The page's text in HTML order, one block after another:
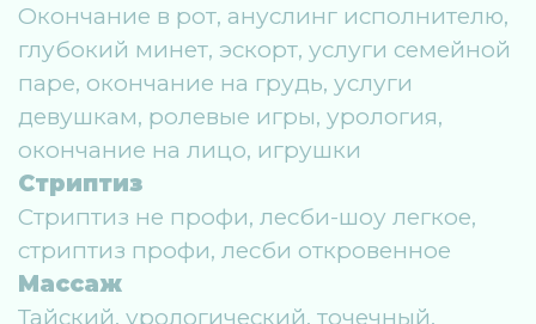
Окончание в рот, ануслинг исполнителю,
глубокий минет, эскорт, услуги семейной
паре, окончание на грудь, услуги
девушкам, ролевые игры, урология,
окончание на лицо, игрушки
Стриптиз
Стриптиз не профи, лесби-шоу легкое,
стриптиз профи, лесби откровенное
Массаж
Тайский, урологический, точечный,